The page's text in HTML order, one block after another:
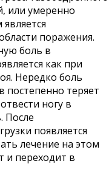
или умеренно
поражения.
боль в
как при
Нередко боль
постепенно теряет
ногу в
После
появляется
лечение на этом
и переходит в